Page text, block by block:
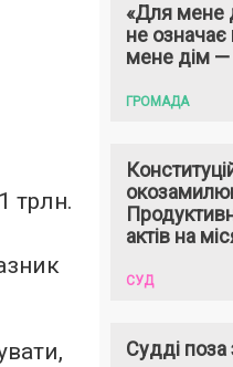
трлн.
«Для мене
не
мене дім
ГРОМАДА
актів на
СУД
Судді